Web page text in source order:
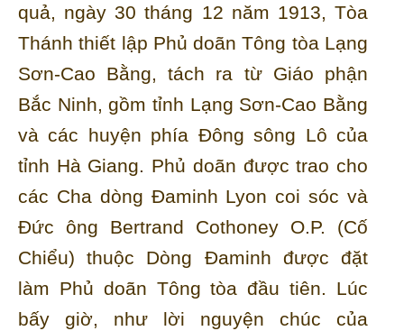
quả, ngày 30 tháng 12 năm 1913, Tòa
Thánh thiết lập Phủ doãn Tông tòa Lạng
Sơn-Cao Bằng, tách ra từ Giáo phận
Bắc Ninh, gồm tỉnh Lạng Sơn-Cao Bằng
và các huyện phía Đông sông Lô của
tỉnh Hà Giang. Phủ doãn được trao cho
các Cha dòng Đaminh Lyon coi sóc và
Đức ông Bertrand Cothoney O.P. (Cố
Chiểu) thuộc Dòng Đaminh được đặt
làm Phủ doãn Tông tòa đầu tiên. Lúc
bấy giờ, như lời nguyện chúc của